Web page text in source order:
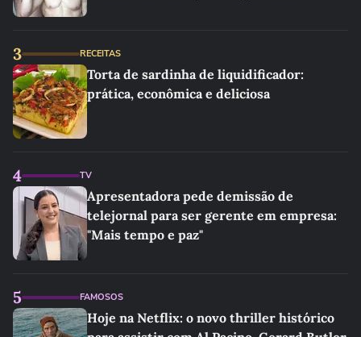
3 RECEITAS
Torta de sardinha de liquidificador:
prática, econômica e deliciosa
4 TV
Apresentadora pede demissão de
telejornal para ser gerente em empresa:
"Mais tempo e paz"
5 FAMOSOS
Hoje na Netflix: o novo thriller histórico